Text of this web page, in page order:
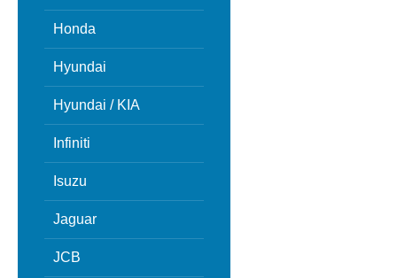
Honda
Hyundai
Hyundai / KIA
Infiniti
Isuzu
Jaguar
JCB